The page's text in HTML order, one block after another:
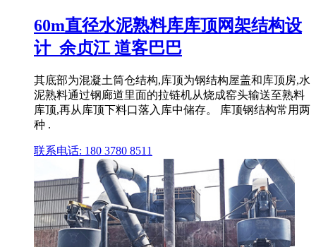
60m直径水泥熟料库库顶网架结构设
计_余贞江 道客巴巴
其底部为混凝土筒仓结构,库顶为钢结构屋盖和库顶房,水
泥熟料通过钢廊道里面的拉链机从烧成窑头输送至熟料
库顶,再从库顶下料口落入库中储存。 库顶钢结构常用两
种 .
联系电话: 180 3780 8511